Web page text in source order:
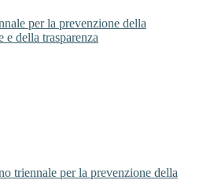
per la prevenzione della
e della trasparenza
triennale per la prevenzione della